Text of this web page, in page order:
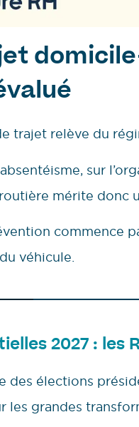
trajet relève du
sur
mérite donc
commence
véhicule.
2027 : les
des élections
les grandes